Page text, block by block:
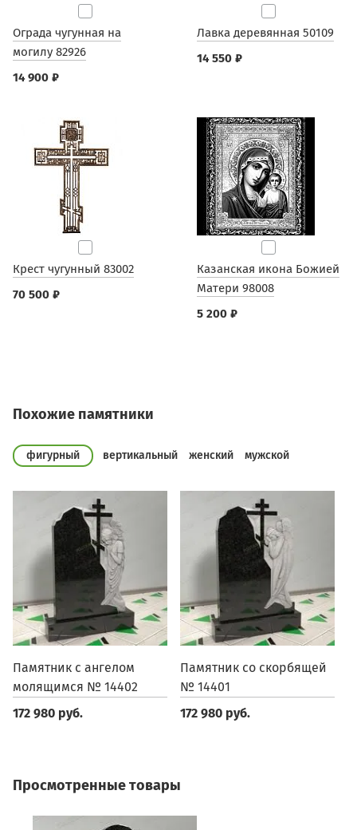
Ограда чугунная на
могилу 82926
14 900 ₽
Лавка деревянная 50109
14 550 ₽
Крест чугунный 83002
70 500 ₽
Казанская икона Божией
Матери 98008
5 200 ₽
Похожие памятники
фигурный вертикальный женский мужской
Памятник с ангелом
молящимся № 14402
172 980 руб.
Памятник со скорбящей
№ 14401
172 980 руб.
Просмотренные товары